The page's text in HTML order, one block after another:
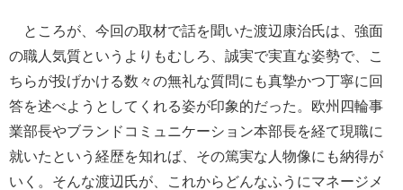
ところが、今回の取材で話を聞いた渡辺康治氏は、強面
の職人気質というよりもむしろ、誠実で実直な姿勢で、こ
ちらが投げかける数々の無礼な質問にも真摯かつ丁寧に回
答を述べようとしてくれる姿が印象的だった。欧州四輪事
業部長やブランドコミュニケーション本部長を経て現職に
就いたという経歴を知れば、その篤実な人物像にも納得が
いく。そんな渡辺氏が、これからどんなふうにマネージメ